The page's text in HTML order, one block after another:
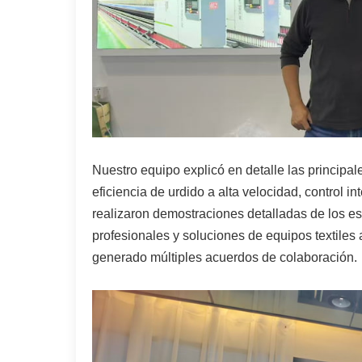
Nuestro equipo explicó en detalle las
eficiencia de urdido a alta velocidad, control
realizaron demostraciones detalladas de los
profesionales y soluciones de equipos
generado múltiples acuerdos de colaboración.